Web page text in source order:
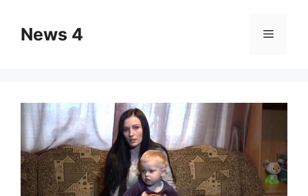
contentNews 4 Menu